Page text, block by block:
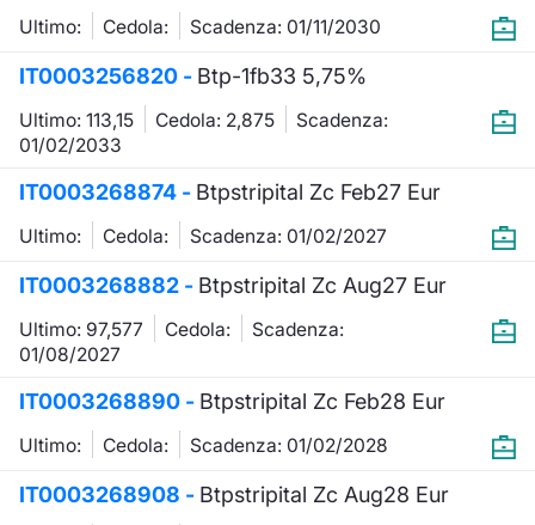
Ultimo: Cedola: Scadenza: 01/11/2030
IT0003256820 - Btp-1fb33 5,75%
Ultimo: 113,15 Cedola: 2,875
Scadenza:
01/02/2033
IT0003268874 - Btpstripital Zc Feb27 Eur
Ultimo: Cedola: Scadenza: 01/02/2027
IT0003268882 - Btpstripital Zc Aug27 Eur
Ultimo: 97,577 Cedola:
Scadenza:
01/08/2027
IT0003268890 - Btpstripital Zc Feb28 Eur
Ultimo: Cedola: Scadenza: 01/02/2028
IT0003268908 - Btpstripital Zc Aug28 Eur